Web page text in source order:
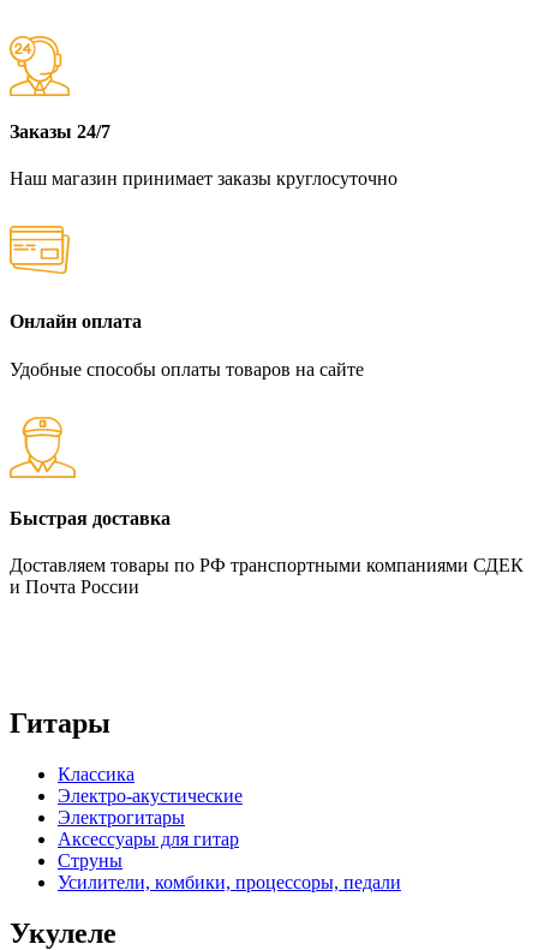
Заказы 24/7
Наш магазин принимает заказы круглосуточно
Онлайн оплата
Удобные способы оплаты товаров на сайте
Быстрая доставка
Доставляем товары по РФ транспортными компаниями СДЕК
и Почта России
Гитары
Классика
Электро-акустические
Электрогитары
Аксессуары для гитар
Струны
Усилители, комбики, процессоры, педали
Укулеле